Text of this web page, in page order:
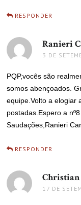
RESPONDER
Ranieri
3 DE
PQP,vocês são
somos abençoados.
equipe.Volto a elogiar
postadas.Espero a
Saudações,Ranieri
RESPONDER
Christian
17 DE